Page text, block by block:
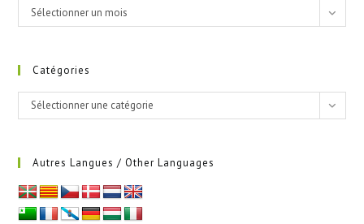
Archives
Sélectionner un mois
Catégories
Catégories
Sélectionner une catégorie
Autres Langues / Other Languages